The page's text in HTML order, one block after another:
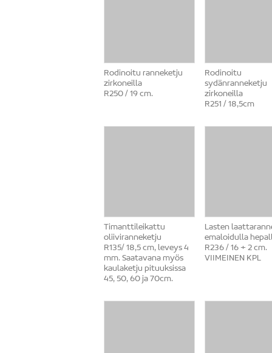
Rodinoitu ranneketju
zirkoneilla
R250 / 19 cm.
Rodinoitu
sydänranneketju
zirkoneilla
R251 / 18,5cm
Timanttileikattu
oliiviranneketju
R135/ 18,5 cm, leveys 4
mm. Saatavana myös
kaulaketju pituuksissa
45, 50, 60 ja 70cm.
Lasten
emaloidulla
R236 / 16 + 2 cm.
VIIMEINEN KPL